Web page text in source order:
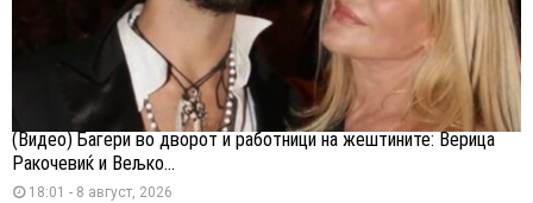
(Видео) Багери во дворот и работници на жештините: Верица
Ракочевиќ и Вељко...
18:01 - 8 август, 2026